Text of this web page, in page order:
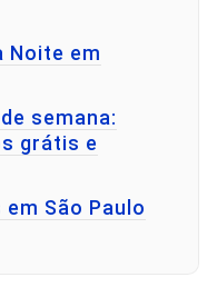
Noite em
semana:
grátis e
em São Paulo